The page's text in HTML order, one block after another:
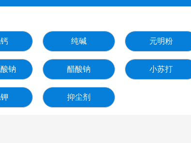
纯碱 元明粉
钠 醋酸钠 小苏打
抑尘剂